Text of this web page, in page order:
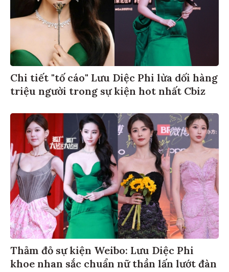
Chi tiết "tố cáo" Lưu Diệc Phi lừa dối hàng
triệu người trong sự kiện hot nhất Cbiz
Thảm đỏ sự kiện Weibo: Lưu Diệc Phi
khoe nhan sắc chuẩn nữ thần lấn lướt đàn